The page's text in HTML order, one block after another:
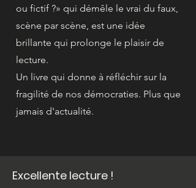
ou fictif ?» qui démêle le vrai du faux,
scène par scène, est une idée
brillante qui prolonge le plaisir de
lecture.
Un livre qui donne à réfléchir sur la
fragilité de nos démocraties. Plus que
jamais d'actualité.
Excellente lecture !